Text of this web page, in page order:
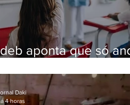
aponta que só
da educação
Daki
4 horas